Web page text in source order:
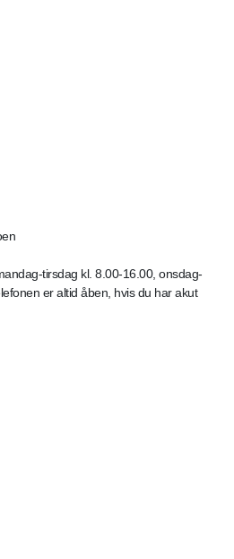
tirsdag kl. 8.00-16.00, onsdag-
er altid åben, hvis du har akut